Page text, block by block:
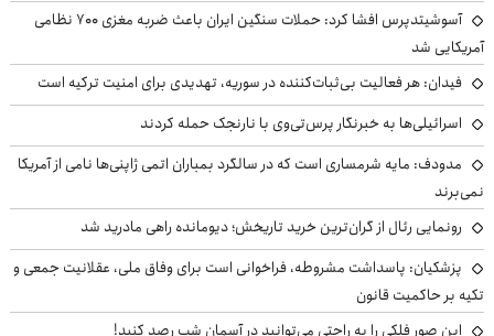
آسوشیتدپرس افشا کرد: حملات سنگین ایران باعث ضربه مغزی ۷۰۰ نظامی
آمریکایی شد
فیدان: هر فعالیت بی‌ثبات‌کننده در سوریه، تهدیدی برای امنیت ترکیه است
اسرائیلی‌ها به خبرنگار پرس‌تی‌وی با نارنجک حمله کردند
مدودف: مایه شرمساری است که در سالگرد بمباران اتمی ژاپنی‌ها نامی از آمریکا
نمی‌برند
رونمایی رئال از گران‌ترین خرید تاریخش؛ دیومانده راهی مادرید شد
پزشکیان: پاسداشت مشروطه، فراخوانی است برای وفاق ملی، عقلانیت جمعی و
تکیه بر حاکمیت قانون
این صور فلکی را به راحتی می‌توانید در آسمان شب رصد کنید!